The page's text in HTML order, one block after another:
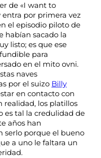
de «I want to
entra por primera vez
el episodio piloto de
habían sacado la
listo; es que ese
para
en el mito ovni.
naves
por el suizo Billy
en contacto con
realidad, los platillos
es tal la credulidad de
años han
serlo porque el bueno
a uno le faltara un